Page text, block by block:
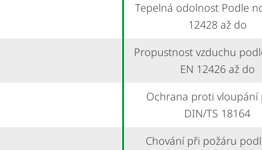
Tepelná odolnost Podle
12428 až do
Propustnost vzduchu
EN 12426 až do
Ochrana proti vloupání
DIN/TS 18164
Chování při požáru